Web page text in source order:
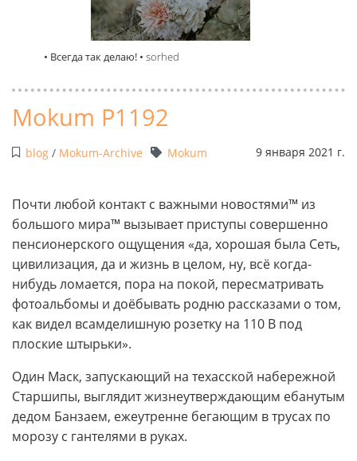
• Всегда так делаю! • sorhed
Mokum P1192
blog/ Mokum-Archive Mokum 9 января 2021 г.
Почти любой контакт с важными новостями™ из
большого мира™ вызывает приступы совершенно
пенсионерского ощущения «да, хорошая была Сеть,
цивилизация, да и жизнь в целом, ну, всё когда-
нибудь ломается, пора на покой, пересматривать
фотоальбомы и доёбывать родню рассказами о том,
как видел всамделишную розетку на 110 В под
плоские штырьки».
Один Маск, запускающий на техасской набережной
Старшипы, выглядит жизнеутверждающим ебанутым
дедом Банзаем, ежеутренне бегающим в трусах по
морозу с гантелями в руках.